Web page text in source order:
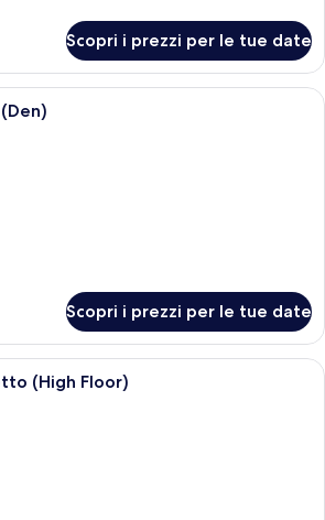
Scopri i prezzi per le tue date
Camera d'albergo con un letto
Scopri i prezzi per le tue date
Una cucina compatta in hotel, con
(High Floor)